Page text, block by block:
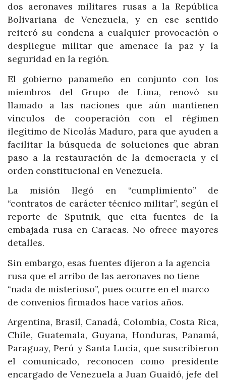
dos aeronaves militares rusas a la República
Bolivariana de Venezuela, y en ese sentido
reiteró su condena a cualquier provocación o
despliegue militar que amenace la paz y la
seguridad en la región.
El gobierno panameño en conjunto con los
miembros del Grupo de Lima, renovó su
llamado a las naciones que aún mantienen
vínculos de cooperación con el régimen
ilegítimo de Nicolás Maduro, para que ayuden a
facilitar la búsqueda de soluciones que abran
paso a la restauración de la democracia y el
orden constitucional en Venezuela.
La misión llegó en “cumplimiento” de
“contratos de carácter técnico militar”, según el
reporte de Sputnik, que cita fuentes de la
embajada rusa en Caracas. No ofrece mayores
detalles.
Sin embargo, esas fuentes dijeron a la agencia
rusa que el arribo de las aeronaves no tiene
“nada de misterioso”, pues ocurre en el marco
de convenios firmados hace varios años.
Argentina, Brasil, Canadá, Colombia, Costa Rica,
Chile, Guatemala, Guyana, Honduras, Panamá,
Paraguay, Perú y Santa Lucía, que suscribieron
el comunicado, reconocen como presidente
encargado de Venezuela a Juan Guaidó, jefe del